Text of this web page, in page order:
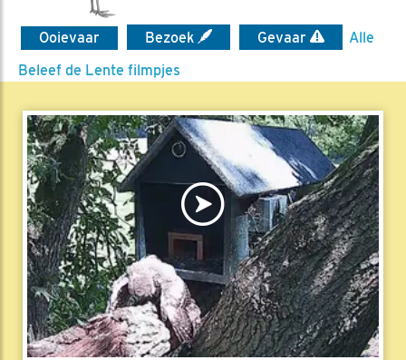
Ooievaar Bezoek Gevaar
Alle
Beleef de Lente filmpjes